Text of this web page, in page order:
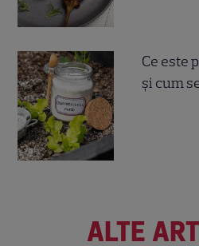
Ce este
și cum
ALTE